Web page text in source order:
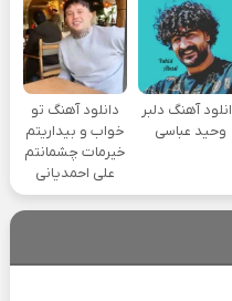
آهنگ دلبر
وحید عباسی
دانلود آهنگ تو
خواب و بیداریتم
خیرمات چشمانتم
علی احمدیانی